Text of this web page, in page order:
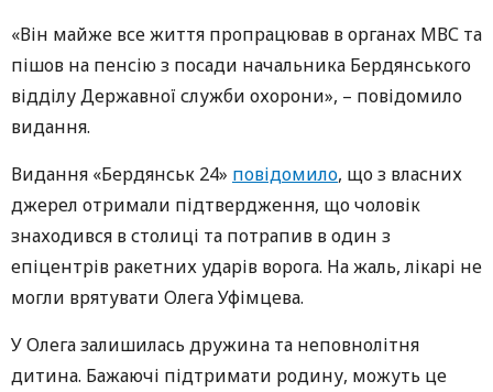
«Він майже все життя пропрацював в органах МВС та
пішов на пенсію з посади начальника Бердянського
відділу Державної служби охорони», – повідомило
видання.
Видання «Бердянськ 24» повідомило, що з власних
джерел отримали підтвердження, що чоловік
знаходився в столиці та потрапив в один з
епіцентрів ракетних ударів ворога. На жаль, лікарі не
могли врятувати Олега Уфімцева.
У Олега залишилась дружина та неповнолітня
дитина. Бажаючі підтримати родину, можуть це